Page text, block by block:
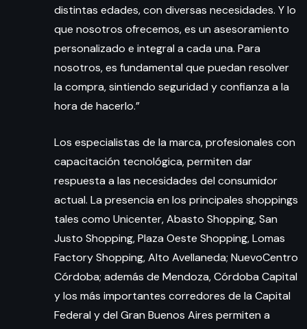
distintas edades, con diversas necesidades. Y lo
que nosotros ofrecemos, es un asesoramiento
personalizado e integral a cada una. Para
nosotros, es fundamental que puedan resolver
la compra, sintiendo seguridad y confianza a la
hora de hacerlo.”
Los especialistas de la marca, profesionales con
capacitación tecnológica, permiten dar
respuesta a las necesidades del consumidor
actual. La presencia en los principales shoppings
tales como Unicenter, Abasto Shopping, San
Justo Shopping, Plaza Oeste Shopping, Lomas
Factory Shopping, Alto Avellaneda; NuevoCentro
Córdoba; además de Mendoza, Córdoba Capital
y los más importantes corredores de la Capital
Federal y del Gran Buenos Aires permiten a